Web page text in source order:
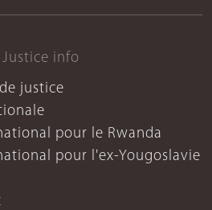
Justice info
justice
pour le Rwanda
pour l'ex-Yougoslavie